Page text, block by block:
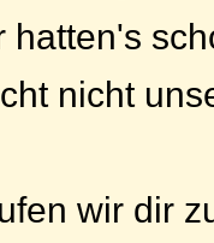
hatten's
nicht
wir dir